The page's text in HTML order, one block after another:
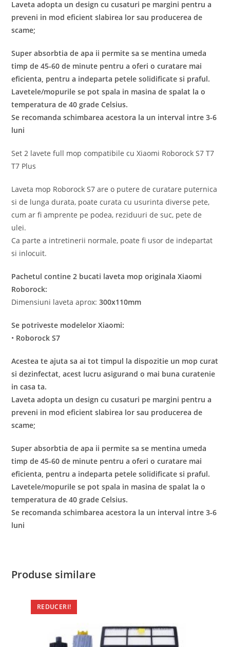
Laveta adopta un design cu cusaturi pe margini pentru a
preveni in mod eficient slabirea lor sau producerea de
scame;
Super absorbtia de apa ii permite sa se mentina umeda
timp de 45-60 de minute pentru a oferi o curatare mai
eficienta, pentru a indeparta petele solidificate si praful.
Lavetele/mopurile se pot spala in masina de spalat la o
temperatura de 40 grade Celsius.
Se recomanda schimbarea acestora la un interval intre 3-6
luni
Set 2 lavete full mop compatibile cu Xiaomi Roborock S7 T7
T7 Plus
Laveta mop Roborock S7 are o putere de curatare puternica
si de lunga durata, poate curata cu usurinta diverse pete,
cum ar fi amprente pe podea, reziduuri de suc, pete de
ulei.
Ca parte a intretinerii normale, poate fi usor de indepartat
si inlocuit.
Pachetul contine 2 bucati laveta mop originala Xiaomi
Roborock:
Dimensiuni laveta aprox:300x110mm
Se potriveste modelelor Xiaomi:
• Roborock S7
Acestea te ajuta sa ai tot timpul la dispozitie un mop curat
si dezinfectat, acest lucru asigurand o mai buna curatenie
in casa ta.
Laveta adopta un design cu cusaturi pe margini pentru a
preveni in mod eficient slabirea lor sau producerea de
scame;
Super absorbtia de apa ii permite sa se mentina umeda
timp de 45-60 de minute pentru a oferi o curatare mai
eficienta, pentru a indeparta petele solidificate si praful.
Lavetele/mopurile se pot spala in masina de spalat la o
temperatura de 40 grade Celsius.
Se recomanda schimbarea acestora la un interval intre 3-6
luni
Produse similare
REDUCERI!